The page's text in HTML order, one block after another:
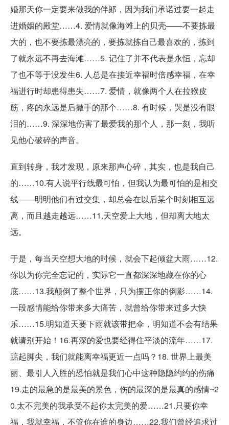
婚那天你一定要来做我的伴郞，因为我们承诺过要一起走
进婚姻的殿堂……4. 爱情就像海滩上的贝壳——不要拣最
大的，也不要拣最漂亮的，要拣就拣自己最喜欢的，拣到
了就永远不再去海滩……5. 记住了并不代表是永恒，忘却
了也不等于没发生6. 人总是在接近幸福时倍感幸福，在幸
福进行时却患得患失……7. 爱情，就像两个人在拉猴皮
筋，疼的永远是后撒手的那个……8. 有时候，哭是没有眼
泪的……9. 深深地伤害了最爱我的那个人，那一刻，我听
见他心破碎的声音。
直到转身，我才发现，原来那声心碎，其实，也是我自己
的……10.有人说平行线最可怕，但我认为最可怕的是相交
线——明明他们有过交集，却总会在以后某个时刻相互远
离，而且越走越远……11.天空爱上大地，但却离大地太
远。
于是，每当天空想大地的时候，就会下起倾盆大雨……12.
你以为你完全忘记的，实际它一直都深深地藏在你的心
底……13.我颠倒了整个世界，只为摆正你的倒影……14.
一段感情能给你带来多大痛苦，就曾给你带来过多大快
乐……15.明知道天要下雨就该带把伞，明知道不会有结果
就请别开始！16.再深的爱也要经得住平淡的流年……17.
踮起脚尖，我们就能离幸福更近一点吗？18. 世界上最美
丽、最引人入胜的恐怕就是我们心中这种隐隐约约的伤痛
19.走的最急的是最美的景色，伤的最深的是最真的感情~2
0.太不完美的我承受不起你太完美的爱……21.只要你幸
福，我就幸福，不管你在谁的身边……22.我们曾经追求过